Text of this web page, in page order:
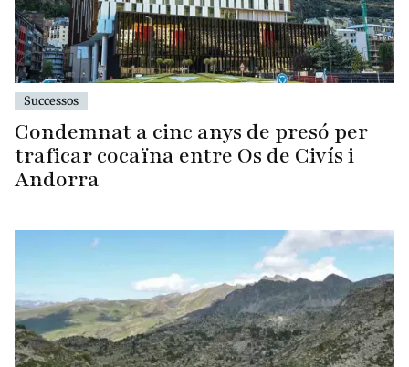
Successos
Condemnat a cinc anys de presó per
traficar cocaïna entre Os de Civís i
Andorra